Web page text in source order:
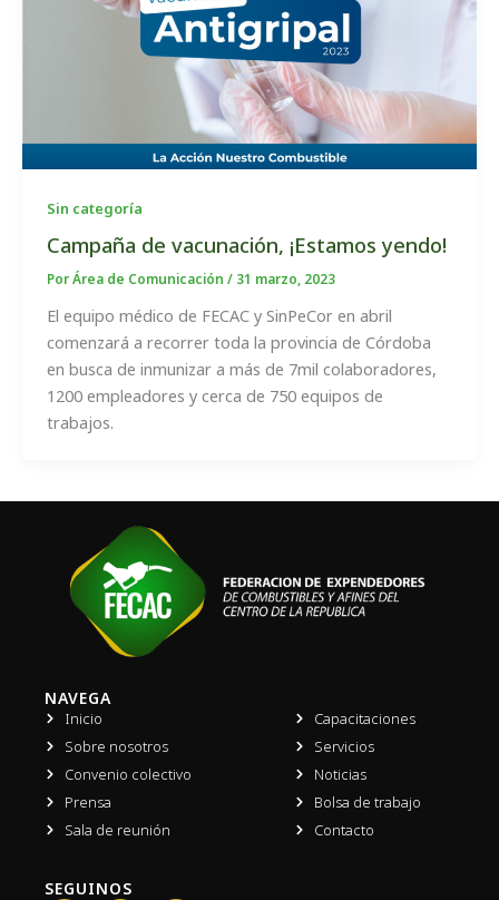
Sin categoría
Campaña de vacunación, ¡Estamos yendo!
PorÁrea de Comunicación / 31 marzo, 2023
El equipo médico de FECAC y SinPeCor en abril
comenzará a recorrer toda la provincia de Córdoba
en busca de inmunizar a más de 7mil colaboradores,
1200 empleadores y cerca de 750 equipos de
trabajos.
NAVEGA
Inicio
Sobre nosotros
Convenio colectivo
Prensa
Sala de reunión
Capacitaciones
Servicios
Noticias
Bolsa de trabajo
Contacto
SEGUINOS